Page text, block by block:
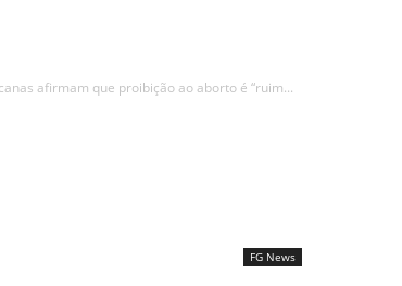
afirmam que proibição ao aborto é “ruim...
FG News